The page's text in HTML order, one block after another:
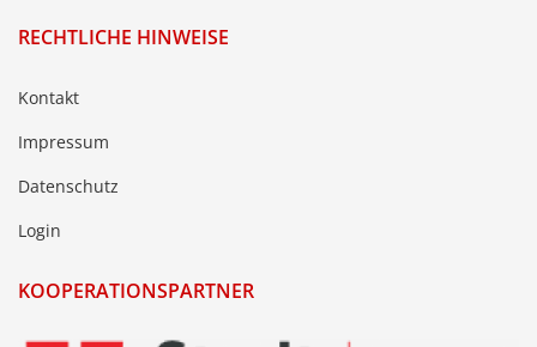
RECHTLICHE HINWEISE
Kontakt
Impressum
Datenschutz
Login
KOOPERATIONSPARTNER